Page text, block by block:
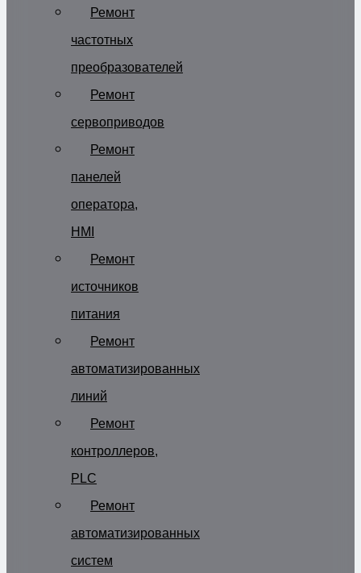
Ремонт
частотных
преобразователей
Ремонт
сервоприводов
Ремонт
панелей
оператора,
HMI
Ремонт
источников
питания
Ремонт
автоматизированных
линий
Ремонт
контроллеров,
PLC
Ремонт
автоматизированных
систем